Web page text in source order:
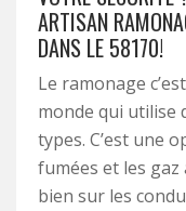
ARTISAN
DANS LE 58170!
Le ramonage
monde qui utilise
types. C’est une
fumées et les
bien sur les